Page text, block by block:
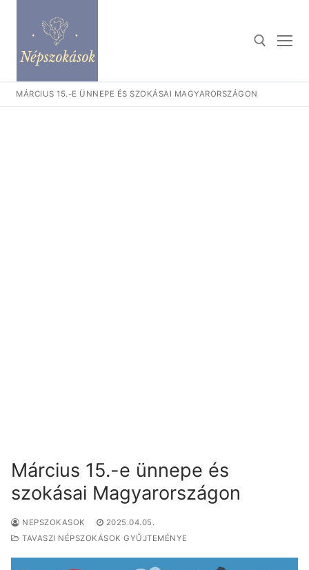
tartalomra
Keresése:
MÁRCIUS 15.-E ÜNNEPE ÉS SZOKÁSAI MAGYARORSZÁGON
Március 15.-e ünnepe és
szokásai Magyarországon
NEPSZOKASOK
2025.04.05.
TAVASZI NÉPSZOKÁSOK GYŰJTEMÉNYE